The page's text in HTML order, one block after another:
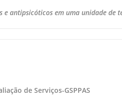
e antipsicóticos em uma unidade de
de Serviços-GSPPAS